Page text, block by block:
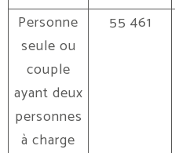
Personne
seule ou
couple
ayant deux
personnes
à charge
55 461